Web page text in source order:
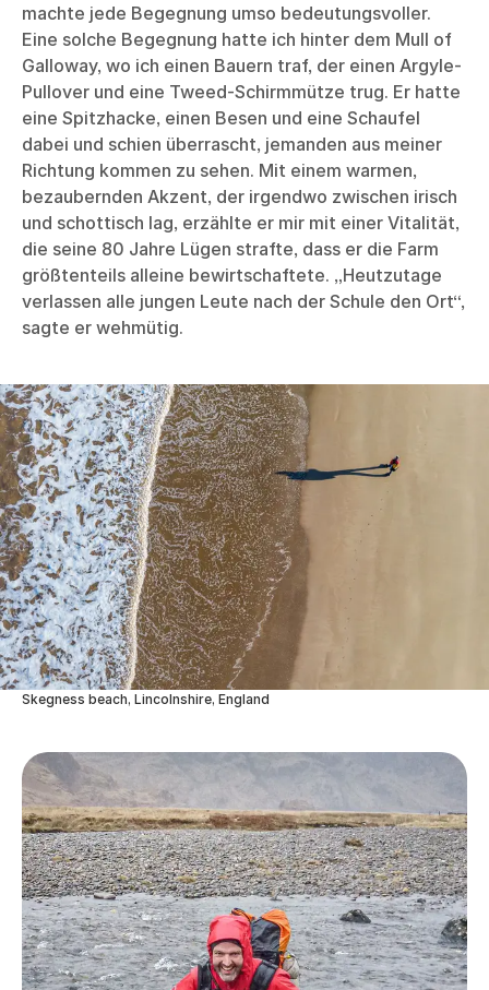
machte jede Begegnung umso bedeutungsvoller.
Eine solche Begegnung hatte ich hinter dem Mull of
Galloway, wo ich einen Bauern traf, der einen Argyle-
Pullover und eine Tweed-Schirmmütze trug. Er hatte
eine Spitzhacke, einen Besen und eine Schaufel
dabei und schien überrascht, jemanden aus meiner
Richtung kommen zu sehen. Mit einem warmen,
bezaubernden Akzent, der irgendwo zwischen irisch
und schottisch lag, erzählte er mir mit einer Vitalität,
die seine 80 Jahre Lügen strafte, dass er die Farm
größtenteils alleine bewirtschaftete. „Heutzutage
verlassen alle jungen Leute nach der Schule den Ort“,
sagte er wehmütig.
Skegness beach, Lincolnshire, England